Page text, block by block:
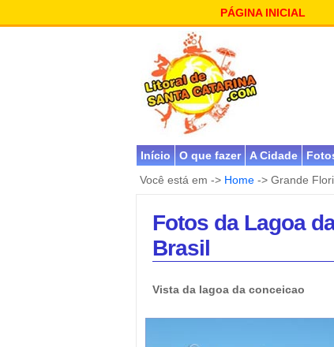
PÁGINA INICIAL
Início O que fazer A Cidade
Você está em -> Home -> Grande
Fotos da Lagoa
Brasil
Vista da lagoa da conceicao